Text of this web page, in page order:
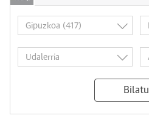
Bilatu